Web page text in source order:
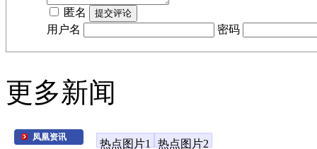
匿名
用户名
密码
更多新闻
凤凰资讯
热点图片1 热点图片2